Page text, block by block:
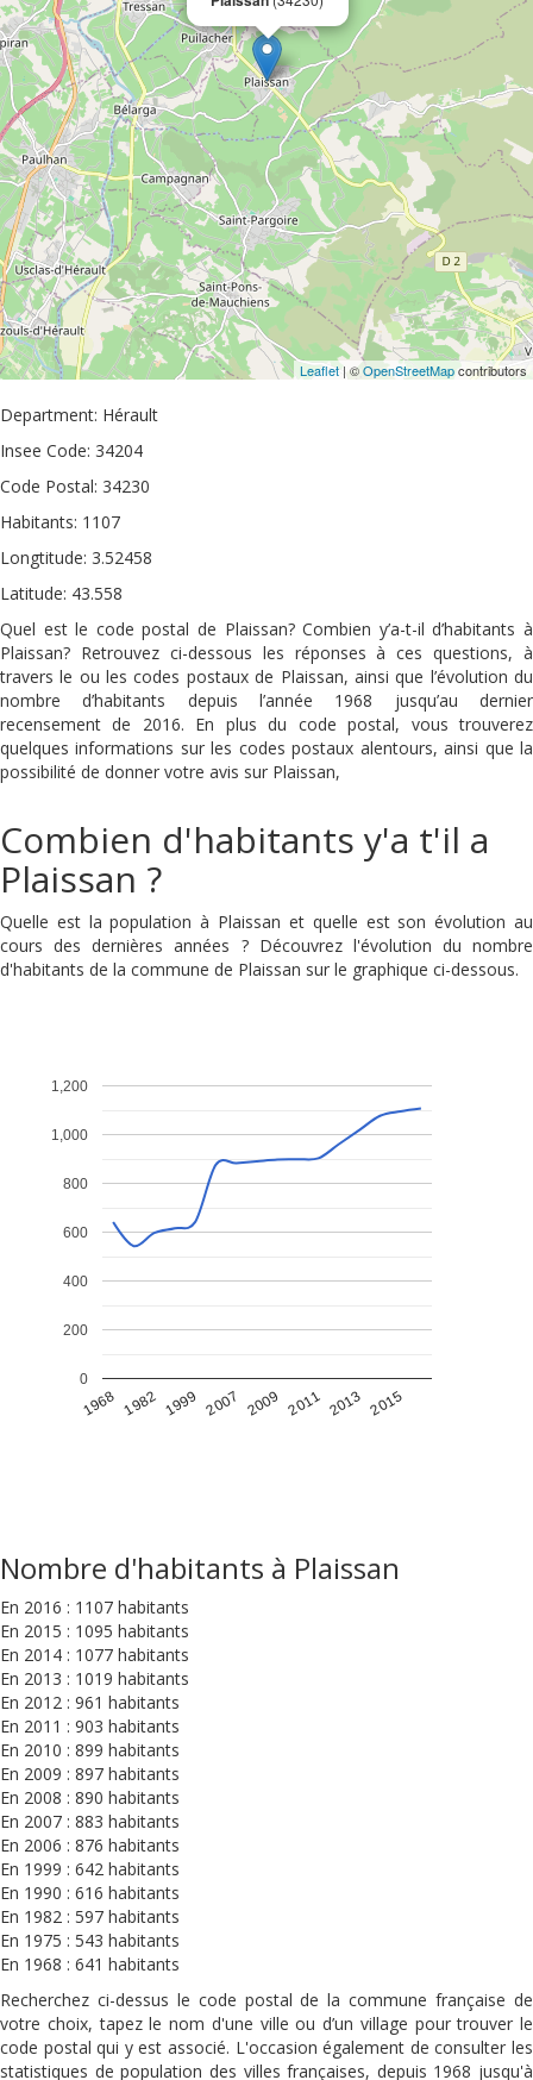
Leaflet| ©OpenStreetMapcontributors
Department: Hérault
Insee Code: 34204
Code Postal: 34230
Habitants: 1107
Longtitude: 3.52458
Latitude: 43.558
Quel est le code postal de Plaissan? Combien y’a-t-il d’habitants à
Plaissan? Retrouvez ci-dessous les réponses à ces questions, à
travers le ou les codes postaux de Plaissan, ainsi que l’évolution du
nombre d’habitants depuis l’année 1968 jusqu’au dernier
recensement de 2016. En plus du code postal, vous trouverez
quelques informations sur les codes postaux alentours, ainsi que la
possibilité de donner votre avis sur Plaissan,
Combien d'habitants y'a t'il a
Plaissan ?
Quelle est la population à Plaissan et quelle est son évolution au
cours des dernières années ? Découvrez l'évolution du nombre
d'habitants de la commune de Plaissan sur le graphique ci-dessous.
1968 1982 1999 2007 2009 2011 2013 2015
0
200
400
600
800
1,000
1,200
Nombre d'habitants à Plaissan
En 2016 : 1107 habitants
En 2015 : 1095 habitants
En 2014 : 1077 habitants
En 2013 : 1019 habitants
En 2012 : 961 habitants
En 2011 : 903 habitants
En 2010 : 899 habitants
En 2009 : 897 habitants
En 2008 : 890 habitants
En 2007 : 883 habitants
En 2006 : 876 habitants
En 1999 : 642 habitants
En 1990 : 616 habitants
En 1982 : 597 habitants
En 1975 : 543 habitants
En 1968 : 641 habitants
Recherchez ci-dessus le code postal de la commune française de
votre choix, tapez le nom d'une ville ou d’un village pour trouver le
code postal qui y est associé. L'occasion également de consulter les
statistiques de population des villes françaises, depuis 1968 jusqu'à